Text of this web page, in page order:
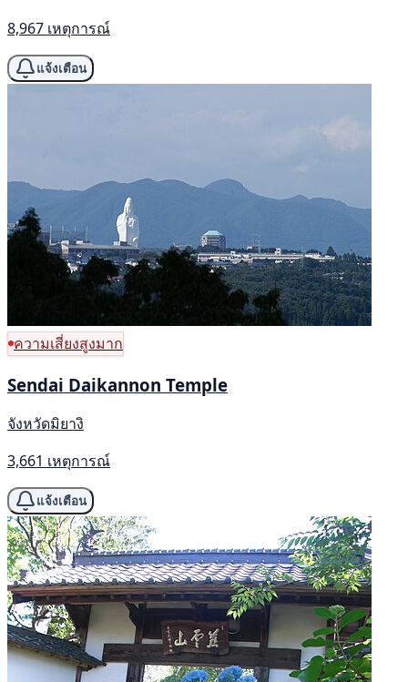
8,967 เหตุการณ์
แจ้งเตือน
ความเสี่ยงสูงมาก
Sendai Daikannon Temple
จังหวัดมิยางิ
3,661 เหตุการณ์
แจ้งเตือน